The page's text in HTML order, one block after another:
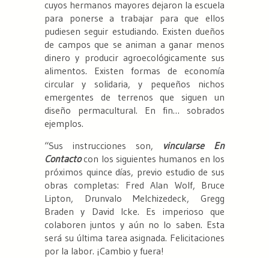
cuyos hermanos mayores dejaron la escuela
para ponerse a trabajar para que ellos
pudiesen seguir estudiando. Existen dueños
de campos que se animan a ganar menos
dinero y producir agroecológicamente sus
alimentos. Existen formas de economía
circular y solidaria, y pequeños nichos
emergentes de terrenos que siguen un
diseño permacultural. En fin… sobrados
ejemplos.
“Sus instrucciones son, vincularse En
Contactocon los siguientes humanos en los
próximos quince días, previo estudio de sus
obras completas: Fred Alan Wolf, Bruce
Lipton, Drunvalo Melchizedeck, Gregg
Braden y David Icke. Es imperioso que
colaboren juntos y aún no lo saben. Esta
será su última tarea asignada. Felicitaciones
por la labor. ¡Cambio y fuera!